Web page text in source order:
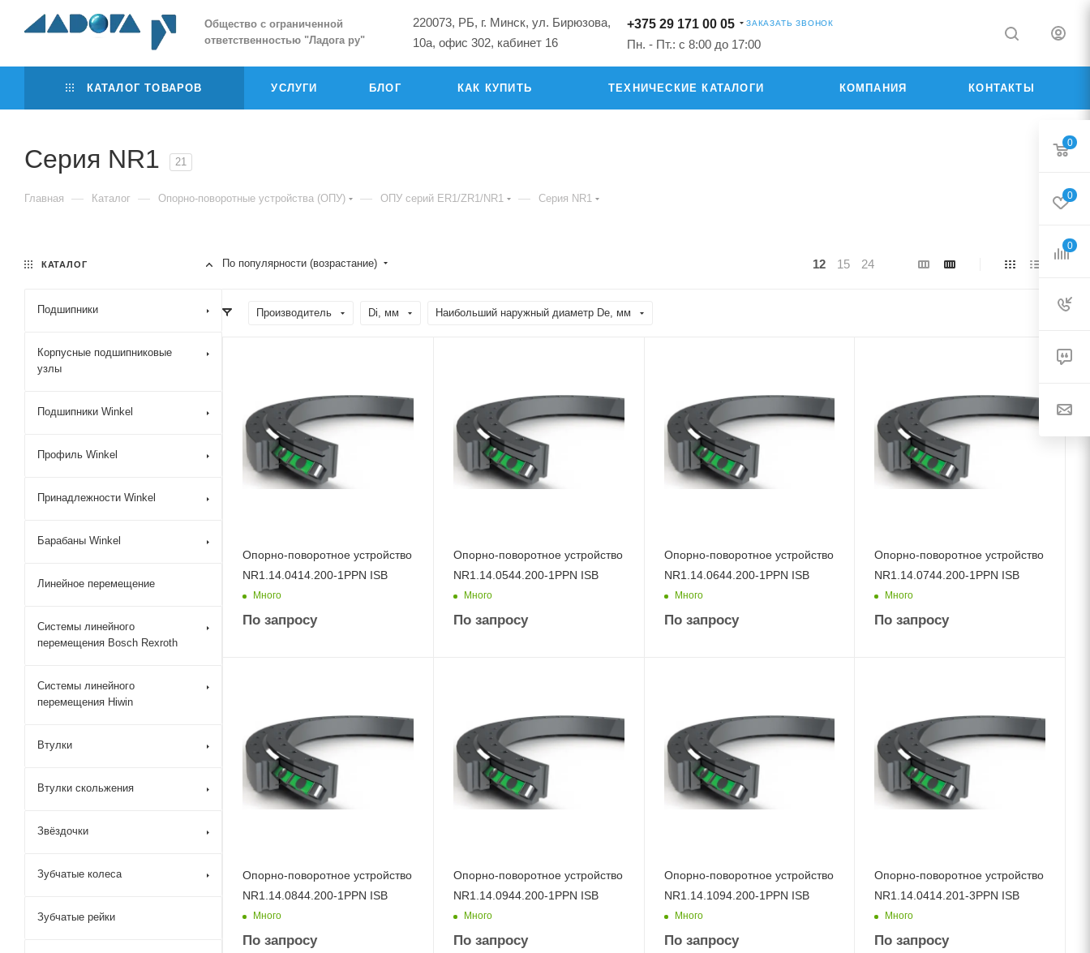
Общество с ограниченной
ответственностью "Ладога ру"
220073, РБ, г. Минск, ул. Бирюзова,
10а, офис 302, кабинет 16
+375 29 171 00 05 ЗАКАЗАТЬ ЗВОНОК
Пн. - Пт.: с 8:00 до 17:00
КАТАЛОГ ТОВАРОВ УСЛУГИ БЛОГ КАК КУПИТЬ ТЕХНИЧЕСКИЕ КАТАЛОГИ КОМПАНИЯ КОНТАКТЫ
Серия NR1 21
Главная — Каталог — Опорно-поворотные устройства (ОПУ) — ОПУ серий ER1/ZR1/NR1 — Серия NR1
По популярности (возрастание) 12 15 24
Производитель Di, мм Наибольший наружный диаметр De, мм
Опорно-поворотное устройство
NR1.14.0414.200-1PPN ISB
Много
По запросу
Опорно-поворотное устройство
NR1.14.0544.200-1PPN ISB
Много
По запросу
Опорно-поворотное устройство
NR1.14.0644.200-1PPN ISB
Много
По запросу
Опорно-поворотное устройство
NR1.14.0744.200-1PPN ISB
Много
По запросу
Опорно-поворотное устройство
NR1.14.0844.200-1PPN ISB
Много
По запросу
Опорно-поворотное устройство
NR1.14.0944.200-1PPN ISB
Много
По запросу
Опорно-поворотное устройство
NR1.14.1094.200-1PPN ISB
Много
По запросу
Опорно-поворотное устройство
NR1.14.0414.201-3PPN ISB
Много
По запросу
КАТАЛОГ
Подшипники
Корпусные подшипниковые
узлы
Подшипники Winkel
Профиль Winkel
Принадлежности Winkel
Барабаны Winkel
Линейное перемещение
Системы линейного
перемещения Bosch Rexroth
Системы линейного
перемещения Hiwin
Втулки
Втулки скольжения
Звёздочки
Зубчатые колеса
Зубчатые рейки
0
0
0